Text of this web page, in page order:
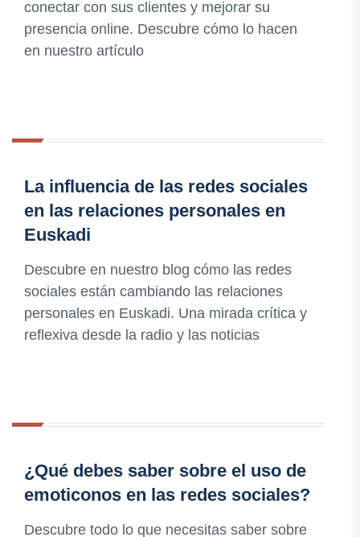
conectar con sus clientes y mejorar su
presencia online. Descubre cómo lo hacen
en nuestro artículo
La influencia de las redes sociales
en las relaciones personales en
Euskadi
Descubre en nuestro blog cómo las redes
sociales están cambiando las relaciones
personales en Euskadi. Una mirada crítica y
reflexiva desde la radio y las noticias
¿Qué debes saber sobre el uso de
emoticonos en las redes sociales?
Descubre todo lo que necesitas saber sobre